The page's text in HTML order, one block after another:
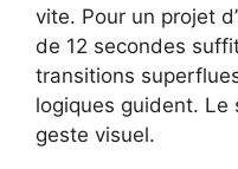
vite. Pour un projet
de 12 secondes
transitions
logiques guident. Le
geste visuel.